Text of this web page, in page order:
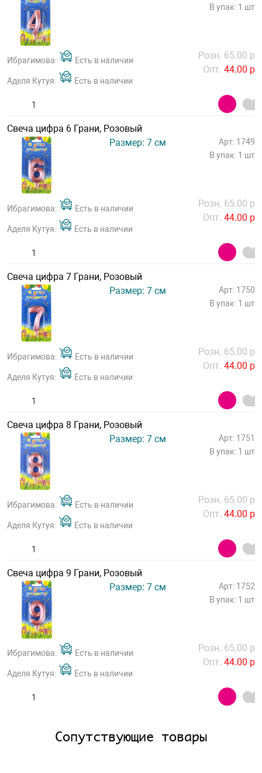
В упак: 1 шт
Ибрагимова: Есть в наличии
Аделя Кутуя: Есть в наличии
Розн. 65.00 р
Опт. 44.00 р
Свеча цифра 6 Грани, Розовый
Размер: 7 см
Арт: 1749
В упак: 1 шт
Ибрагимова: Есть в наличии
Аделя Кутуя: Есть в наличии
Розн. 65.00 р
Опт. 44.00 р
Свеча цифра 7 Грани, Розовый
Размер: 7 см
Арт: 1750
В упак: 1 шт
Ибрагимова: Есть в наличии
Аделя Кутуя: Есть в наличии
Розн. 65.00 р
Опт. 44.00 р
Свеча цифра 8 Грани, Розовый
Размер: 7 см
Арт: 1751
В упак: 1 шт
Ибрагимова: Есть в наличии
Аделя Кутуя: Есть в наличии
Розн. 65.00 р
Опт. 44.00 р
Свеча цифра 9 Грани, Розовый
Размер: 7 см
Арт: 1752
В упак: 1 шт
Ибрагимова: Есть в наличии
Аделя Кутуя: Есть в наличии
Розн. 65.00 р
Опт. 44.00 р
Сопутствующие товары